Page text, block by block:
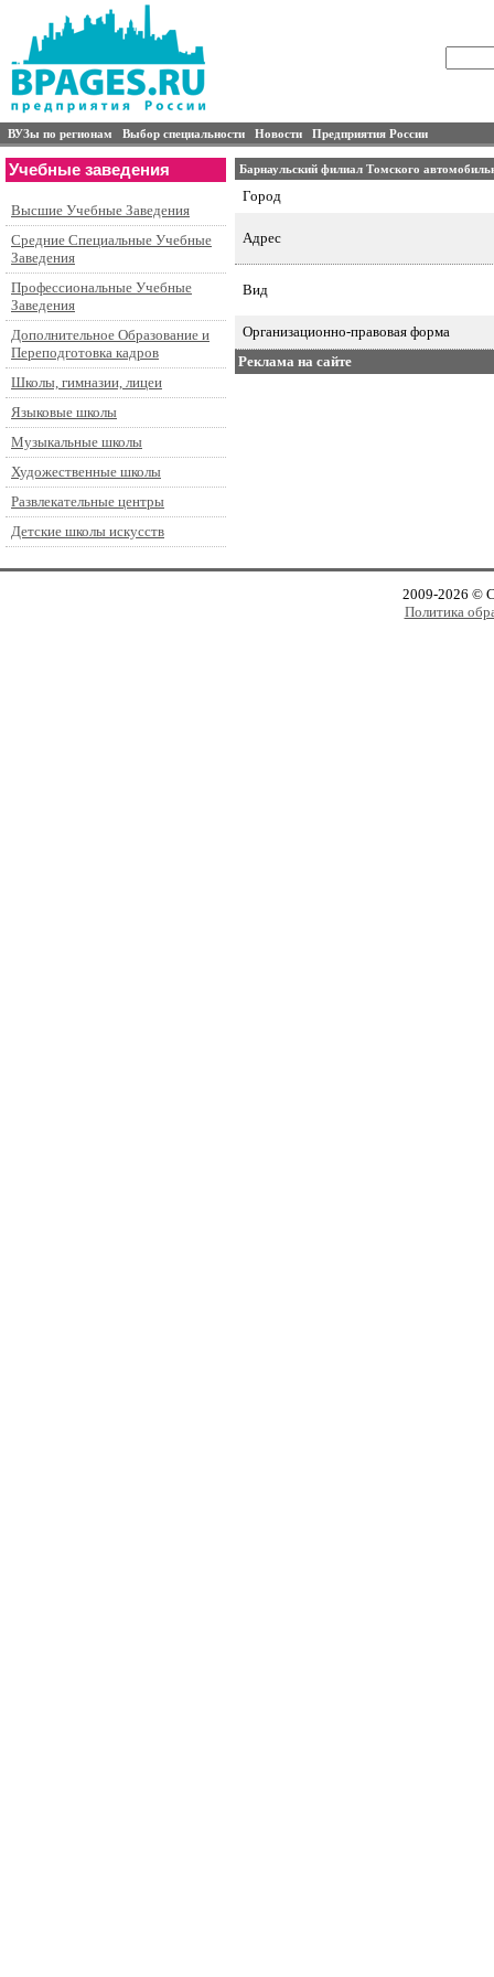
ВУЗы по регионам Выбор специальности Новости Предприятия России
Учебные заведения
Высшие Учебные Заведения
Средние Специальные Учебные
Заведения
Профессиональные Учебные
Заведения
Дополнительное Образование и
Переподготовка кадров
Школы, гимназии, лицеи
Языковые школы
Музыкальные школы
Художественные школы
Развлекательные центры
Детские школы искусств
Барнаульский филиал Томского
Город
Адрес
Вид
Организационно-правовая форма
Реклама на сайте
2009-2026 ©
Политика